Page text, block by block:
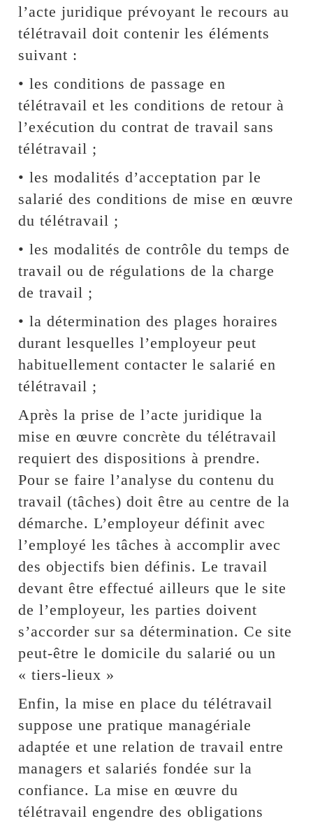
l’acte juridique prévoyant le recours au
télétravail doit contenir les éléments
suivant :
• les conditions de passage en
télétravail et les conditions de retour à
l’exécution du contrat de travail sans
télétravail ;
• les modalités d’acceptation par le
salarié des conditions de mise en œuvre
du télétravail ;
• les modalités de contrôle du temps de
travail ou de régulations de la charge
de travail ;
• la détermination des plages horaires
durant lesquelles l’employeur peut
habituellement contacter le salarié en
télétravail ;
Après la prise de l’acte juridique la
mise en œuvre concrète du télétravail
requiert des dispositions à prendre.
Pour se faire l’analyse du contenu du
travail (tâches) doit être au centre de la
démarche. L’employeur définit avec
l’employé les tâches à accomplir avec
des objectifs bien définis. Le travail
devant être effectué ailleurs que le site
de l’employeur, les parties doivent
s’accorder sur sa détermination. Ce site
peut-être le domicile du salarié ou un
« tiers-lieux »
Enfin, la mise en place du télétravail
suppose une pratique managériale
adaptée et une relation de travail entre
managers et salariés fondée sur la
confiance. La mise en œuvre du
télétravail engendre des obligations